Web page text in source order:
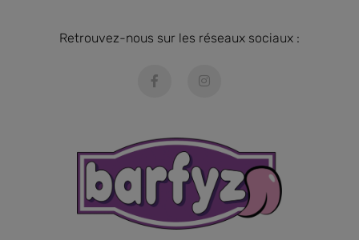
Retrouvez-nous sur les réseaux sociaux :